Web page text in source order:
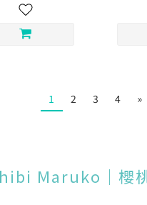
1 2 3 4 »
Maruko｜櫻